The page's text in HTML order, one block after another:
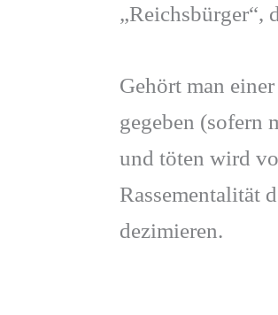
„Reichsbürger“,
Gehört man
gegeben (sofern
und töten wird
Rassementalität
dezimieren.